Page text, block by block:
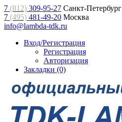
7 (812) 309-95-27 Санкт-Петербург
7 (495) 481-49-20 Москва
info@lambda-tdk.ru
Вход/Регистрация
Регистрация
Авторизация
Закладки (0)